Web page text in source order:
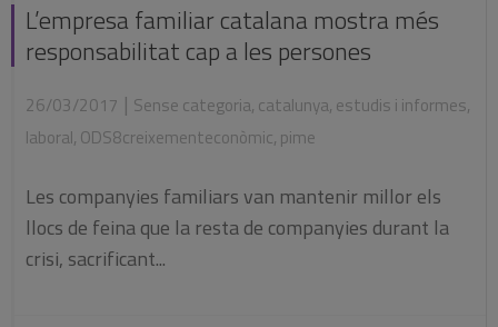
L’empresa familiar catalana mostra més
responsabilitat cap a les persones
26/03/2017 | Sense categoria, catalunya, estudis i informes,
laboral, ODS8creixementeconòmic, pime
Les companyies familiars van mantenir millor els
llocs de feina que la resta de companyies durant la
crisi, sacrificant...